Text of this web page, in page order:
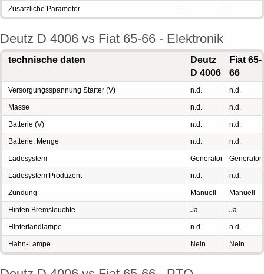
Zusätzliche Parameter – –
Deutz D 4006 vs Fiat 65-66 - Elektronik
technische daten
Deutz
D 4006
Fiat 65-
66
Versorgungsspannung Starter (V) n.d. n.d.
Masse n.d. n.d.
Batterie (V) n.d. n.d.
Batterie, Menge n.d. n.d.
Ladesystem Generator Generator
Ladesystem Produzent n.d. n.d.
Zündung Manuell Manuell
Hinten Bremsleuchte Ja Ja
Hinterlandlampe n.d. n.d.
Hahn-Lampe Nein Nein